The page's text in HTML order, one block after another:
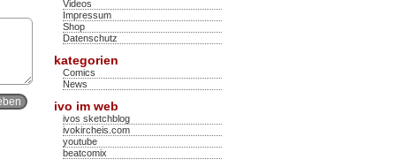
Videos
Impressum
Shop
Datenschutz
kategorien
Comics
News
ivo im web
ivos sketchblog
ivokircheis.com
youtube
beatcomix